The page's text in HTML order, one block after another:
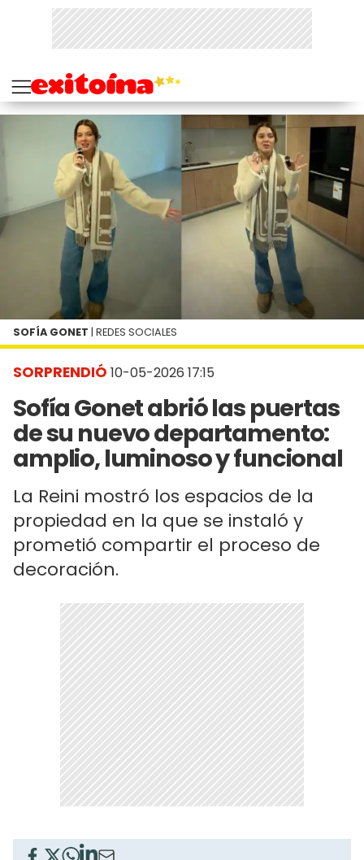
SORPRENDIÓ 10-05-2026 17:15
Sofía Gonet abrió las puertas
de su nuevo departamento:
amplio, luminoso y funcional
La Reini mostró los espacios de la
propiedad en la que se instaló y
prometió compartir el proceso de
decoración.
SOFÍA GONET | REDES SOCIALES